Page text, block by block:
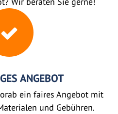
ANGEBOT
ein faires Angebot mit
und Gebühren.